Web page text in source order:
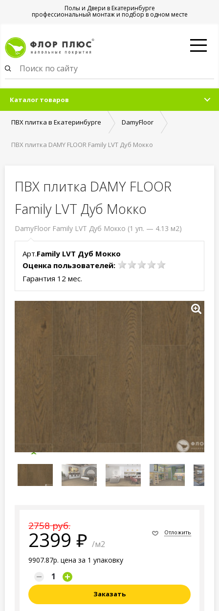
Полы и Двери в Екатеринбурге
профессиональный монтаж и подбор в одном месте
Каталог товаров
ПВХ плитка в Екатеринбурге DamyFloor
ПВХ плитка DAMY FLOOR Family LVT Дуб Мокко
ПВХ плитка DAMY FLOOR
Family LVT Дуб Мокко
DamyFloor Family LVT Дуб Мокко (1 уп. — 4.13 м2)
Арт.Family LVT Дуб Мокко
Оценка пользователей:
Гарантия 12 мес.
2758 руб.
2399 /м2
9907.87р. цена за 1 упаковку
Отложить
Заказать